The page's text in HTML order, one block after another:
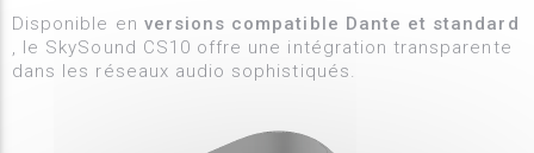
Disponible en versions compatible Dante et standard
, le SkySound CS10 offre une intégration transparente
dans les réseaux audio sophistiqués.